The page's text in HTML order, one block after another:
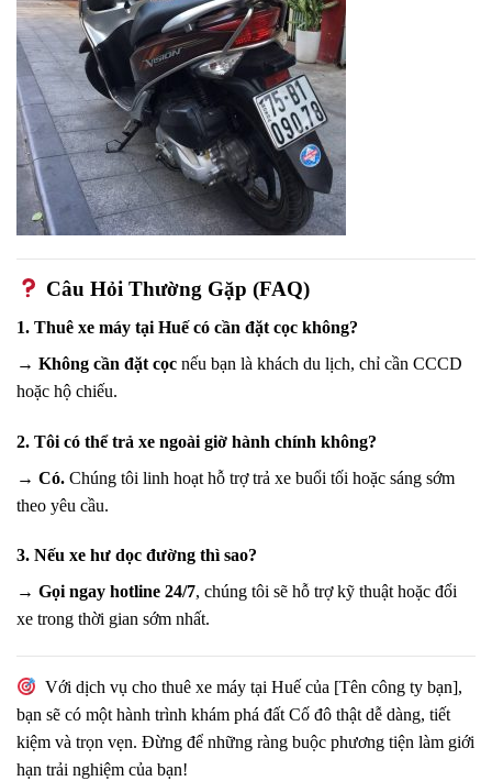
Câu Hỏi Thường Gặp (FAQ)
1. Thuê xe máy tại Huế có cần đặt cọc không?
→ Không cần đặt cọc nếu bạn là khách du lịch, chỉ cần CCCD
hoặc hộ chiếu.
2. Tôi có thể trả xe ngoài giờ hành chính không?
→ Có. Chúng tôi linh hoạt hỗ trợ trả xe buổi tối hoặc sáng sớm
theo yêu cầu.
3. Nếu xe hư dọc đường thì sao?
→ Gọi ngay hotline 24/7, chúng tôi sẽ hỗ trợ kỹ thuật hoặc đổi
xe trong thời gian sớm nhất.
Với dịch vụ cho thuê xe máy tại Huế của [Tên công ty bạn],
bạn sẽ có một hành trình khám phá đất Cố đô thật dễ dàng, tiết
kiệm và trọn vẹn. Đừng để những ràng buộc phương tiện làm giới
hạn trải nghiệm của bạn!